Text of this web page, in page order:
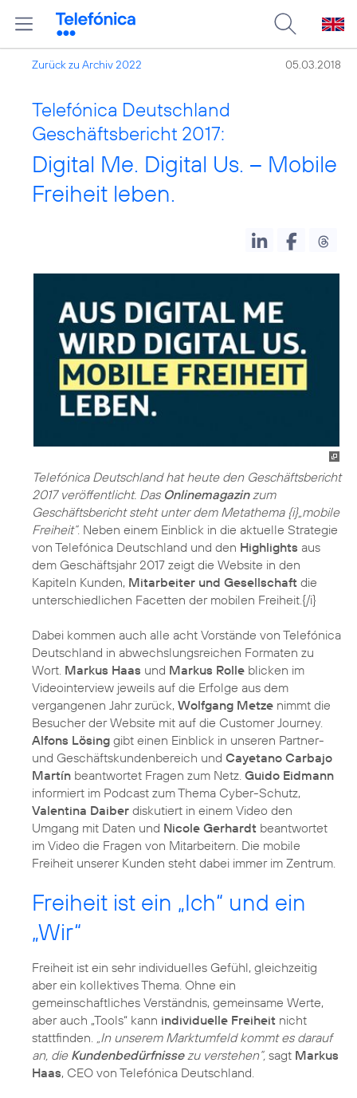
Zurück zu Archiv 2022 05.03.2018
Telefónica Deutschland
Geschäftsbericht 2017:
Digital Me. Digital Us. – Mobile
Freiheit leben.
Telefónica Deutschland hat heute den Geschäftsbericht
2017 veröffentlicht. Das Onlinemagazinzum
Geschäftsbericht steht unter dem Metathema {i}„mobile
Freiheit“. Neben einem Einblick in die aktuelle Strategie
von Telefónica Deutschland und den Highlights aus
dem Geschäftsjahr 2017 zeigt die Website in den
Kapiteln Kunden, Mitarbeiter und Gesellschaft die
unterschiedlichen Facetten der mobilen Freiheit.{/i}
Dabei kommen auch alle acht Vorstände von Telefónica
Deutschland in abwechslungsreichen Formaten zu
Wort. Markus Haas und Markus Rolle blicken im
Videointerview jeweils auf die Erfolge aus dem
vergangenen Jahr zurück, Wolfgang Metze nimmt die
Besucher der Website mit auf die Customer Journey.
Alfons Lösing gibt einen Einblick in unseren Partner-
und Geschäftskundenbereich und Cayetano Carbajo
Martín beantwortet Fragen zum Netz. Guido Eidmann
informiert im Podcast zum Thema Cyber-Schutz,
Valentina Daiber diskutiert in einem Video den
Umgang mit Daten und Nicole Gerhardt beantwortet
im Video die Fragen von Mitarbeitern. Die mobile
Freiheit unserer Kunden steht dabei immer im Zentrum.
Freiheit ist ein „Ich“ und ein
„Wir“
Freiheit ist ein sehr individuelles Gefühl, gleichzeitig
aber ein kollektives Thema. Ohne ein
gemeinschaftliches Verständnis, gemeinsame Werte,
aber auch „Tools“ kann individuelle Freiheit nicht
stattfinden.
„In unserem Marktumfeld kommt es darauf
an, die Kundenbedürfnissezu verstehen“, sagt Markus
Haas, CEO von Telefónica Deutschland.